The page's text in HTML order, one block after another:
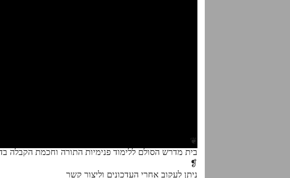
❦
בית מדרש הסולם ללימוד פנימיות התורה וחכמת הקבלה
❡
ניתן לעקוב אחרי העדכונים וליצור קשר